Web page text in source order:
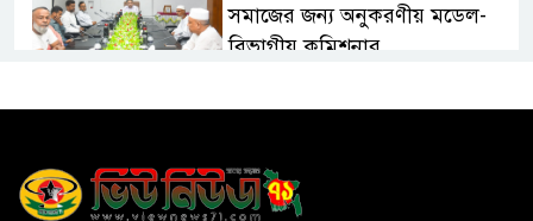
সমাজের জন্য অনুকরণীয় মডেল-
বিভাগীয় কমিশনার
সিলেট মেট্রোপলিটন পুলিশ
অর্পণ ও জুলাই গণঅভ্যুত্থানের
শহীদদের প্রতি গভীর শ্রদ্ধা নিবেদন করেন